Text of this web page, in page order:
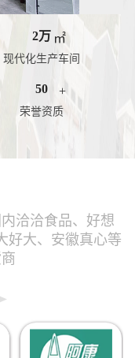
2万 ㎡
现代化生产车间
50 +
荣誉资质
洽洽食品、好想
好大、安徽真心等